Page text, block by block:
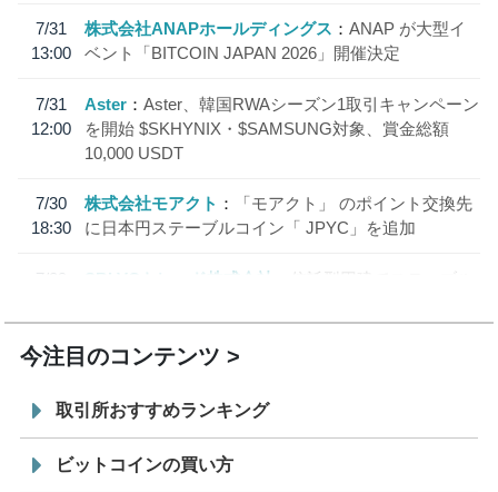
7/31
13:00
株式会社ANAPホールディングス
ANAP が大型イ
ベント「BITCOIN JAPAN 2026」開催決定
7/31
12:00
Aster
Aster、韓国RWAシーズン1取引キャンペーン
を開始 $SKHYNIX・$SAMSUNG対象、賞金総額
10,000 USDT
7/30
18:30
株式会社モアクト
「モアクト」 のポイント交換先
に日本円ステーブルコイン「 JPYC」を追加
7/29
SBI VCトレード株式会社
信託型円建てステーブル
今注目のコンテンツ
取引所おすすめランキング
ビットコインの買い方